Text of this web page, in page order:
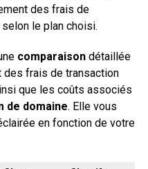
des frais de
le plan choisi.
comparaisondétaillée
des frais de transaction
que les coûts associés
de domaine. Elle vous
en fonction de votre